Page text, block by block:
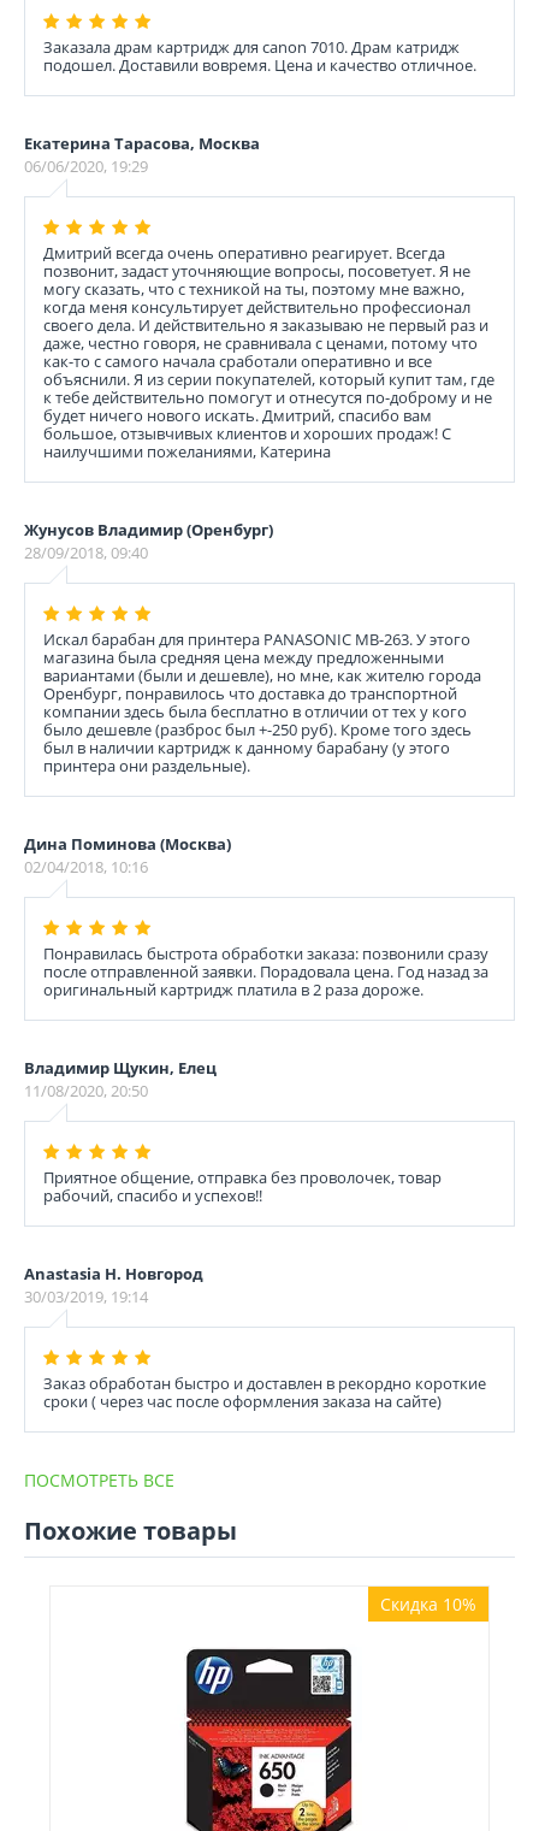
Заказала драм картридж для canon 7010. Драм катридж
подошел. Доставили вовремя. Цена и качество отличное.
Екатерина Тарасова, Москва
06/06/2020, 19:29
Дмитрий всегда очень оперативно реагирует. Всегда
позвонит, задаст уточняющие вопросы, посоветует. Я не
могу сказать, что с техникой на ты, поэтому мне важно,
когда меня консультирует действительно профессионал
своего дела. И действительно я заказываю не первый раз и
даже, честно говоря, не сравнивала с ценами, потому что
как-то с самого начала сработали оперативно и все
объяснили. Я из серии покупателей, который купит там, где
к тебе действительно помогут и отнесутся по-доброму и не
будет ничего нового искать. Дмитрий, спасибо вам
большое, отзывчивых клиентов и хороших продаж! С
наилучшими пожеланиями, Катерина
Жунусов Владимир (Оренбург)
28/09/2018, 09:40
Искал барабан для принтера PANASONIC MB-263. У этого
магазина была средняя цена между предложенными
вариантами (были и дешевле), но мне, как жителю города
Оренбург, понравилось что доставка до транспортной
компании здесь была бесплатно в отличии от тех у кого
было дешевле (разброс был +-250 руб). Кроме того здесь
был в наличии картридж к данному барабану (у этого
принтера они раздельные).
Дина Поминова (Москва)
02/04/2018, 10:16
Понравилась быстрота обработки заказа: позвонили сразу
после отправленной заявки. Порадовала цена. Год назад за
оригинальный картридж платила в 2 раза дороже.
Владимир Щукин, Елец
11/08/2020, 20:50
Приятное общение, отправка без проволочек, товар
рабочий, спасибо и успехов!!
Anastasia Н. Новгород
30/03/2019, 19:14
Заказ обработан быстро и доставлен в рекордно короткие
сроки ( через час после оформления заказа на сайте)
ПОСМОТРЕТЬ ВСЕ
Похожие товары
Скидка 10%